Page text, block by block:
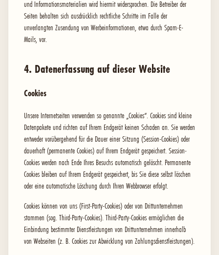
und Informationsmaterialien wird hiermit widersprochen. Die Betreiber der
Seiten behalten sich ausdrücklich rechtliche Schritte im Falle der
unverlangten Zusendung von Werbeinformationen, etwa durch Spam-E-
Mails, vor.
4. Datenerfassung auf dieser Website
Cookies
Unsere Internetseiten verwenden so genannte „Cookies“. Cookies sind kleine
Datenpakete und richten auf Ihrem Endgerät keinen Schaden an. Sie werden
entweder vorübergehend für die Dauer einer Sitzung (Session-Cookies) oder
dauerhaft (permanente Cookies) auf Ihrem Endgerät gespeichert. Session-
Cookies werden nach Ende Ihres Besuchs automatisch gelöscht. Permanente
Cookies bleiben auf Ihrem Endgerät gespeichert, bis Sie diese selbst löschen
oder eine automatische Löschung durch Ihren Webbrowser erfolgt.
Cookies können von uns (First-Party-Cookies) oder von Drittunternehmen
stammen (sog. Third-Party-Cookies). Third-Party-Cookies ermöglichen die
Einbindung bestimmter Dienstleistungen von Drittunternehmen innerhalb
von Webseiten (z. B. Cookies zur Abwicklung von Zahlungsdienstleistungen).